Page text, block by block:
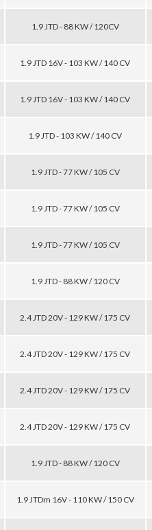
1.9 JTD - 88 KW / 120CV
1.9 JTD 16V - 103 KW / 140 CV
1.9 JTD 16V - 103 KW / 140 CV
1.9 JTD - 103 KW / 140 CV
1.9 JTD - 77 KW / 105 CV
1.9 JTD - 77 KW / 105 CV
1.9 JTD - 77 KW / 105 CV
1.9 JTD - 88 KW / 120 CV
2.4 JTD 20V - 129 KW / 175 CV
2.4 JTD 20V - 129 KW / 175 CV
2.4 JTD 20V - 129 KW / 175 CV
2.4 JTD 20V - 129 KW / 175 CV
1.9 JTD - 88 KW / 120 CV
1.9 JTDm 16V - 110 KW / 150 CV